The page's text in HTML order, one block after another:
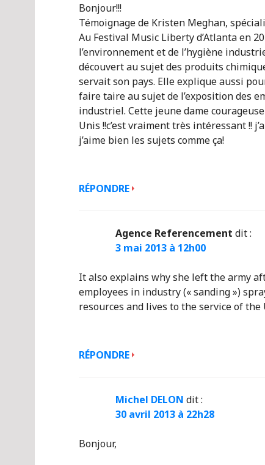
Bonjour!!!
Témoignage de Kristen Meghan,
Au Festival Music Liberty d’Atlanta en
l’environnement et de l’hygiène
découvert au sujet des produits
servait son pays. Elle explique aussi
faire taire au sujet de l’exposition des
industriel. Cette jeune dame
Unis !!c’est vraiment très intéressant !!
j’aime bien les sujets comme ça!
RÉPONDRE
Agence Referencement dit :
3 mai 2013 à 12h00
It also explains why she left the army
employees in industry (« sanding »)
resources and lives to the service of the
RÉPONDRE
Michel DELON dit :
30 avril 2013 à 22h28
Bonjour,